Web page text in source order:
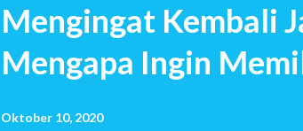
Mengingat Kembali
Mengapa Ingin
Oktober 10, 2020